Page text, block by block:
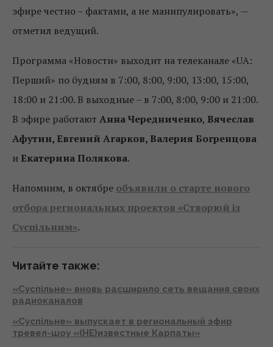
эфире честно – фактами, а не манипулировать», —
отметил ведущий.
Программа «Новости» выходит на телеканале «UA:
Перший» по будням в 7:00, 8:00, 9:00, 13:00, 15:00,
18:00 и 21:00. В выходные – в 7:00, 8:00, 9:00 и 21:00.
В эфире работают Анна Чередниченко, Вячеслав
Афутин, Евгений Агарков, Валерия Богренцова
и Екатерина Полякова.
Напомним, в октябре объявили о старте нового
отбора региональных проектов «Створюй із
Суспільним».
Читайте также:
«Суспільне» вновь расширило сеть вещания своих
радиоканалов
«Суспільне» выпускает в региональный эфир
тревел-шоу «(НЕ)известные Карпаты»